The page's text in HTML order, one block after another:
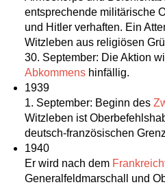
entsprechende militärische
und Hitler verhaften. Ein
Witzleben aus religiösen
30. September: Die Aktion
Abkommens hinfällig.
1939
1. September: Beginn des
Witzleben ist
deutsch-französischen
1940
Er wird nach dem
Generalfeldmarschall und